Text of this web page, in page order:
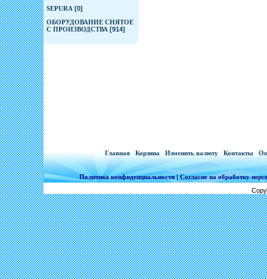
SEPURA [0]
ОБОРУДОВАНИЕ СНЯТОЕ
С ПРОИЗВОДСТВА [914]
Главная Корзина Изменить валюту Контакты
Политика конфиденциальности|Согласие на обработку